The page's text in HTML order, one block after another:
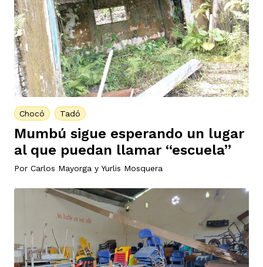
Chocó Tadó
Mumbú sigue esperando un lugar
al que puedan llamar “escuela”
Por Carlos Mayorga y Yurlis Mosquera